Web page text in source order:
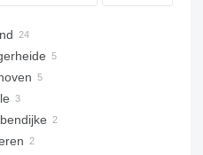
T915 Alicron
T916 Acron
T916 Alicron
T916 Astron
T917 Acron
T917 Altano
T918 Altano
TD 925 Astromega
TD 927 Astromega
TDX
TX11
TX11 Alicron
TX15 Acron